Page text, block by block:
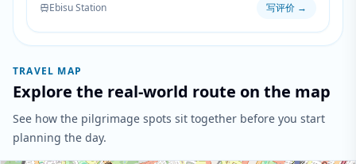
Ebisu Station 写评价 →
TRAVEL MAP
Explore the real-world route on the map
See how the pilgrimage spots sit together before you start
planning the day.